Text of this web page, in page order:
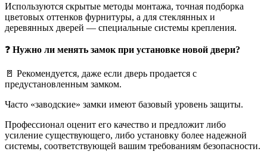
Используются скрытые методы монтажа, точная подборка
цветовых оттенков фурнитуры, а для стеклянных и
деревянных дверей — специальные системы крепления.
❓ Нужно ли менять замок при установке новой двери?
🚪 Рекомендуется, даже если дверь продается с
предустановленным замком.
Часто «заводские» замки имеют базовый уровень защиты.
Профессионал оценит его качество и предложит либо
усиление существующего, либо установку более надежной
системы, соответствующей вашим требованиям безопасности.